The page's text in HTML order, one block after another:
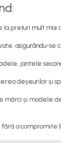
la prețuri mult
asigurându-
jantele
deșeurilor și
mărci și modele
a compromite